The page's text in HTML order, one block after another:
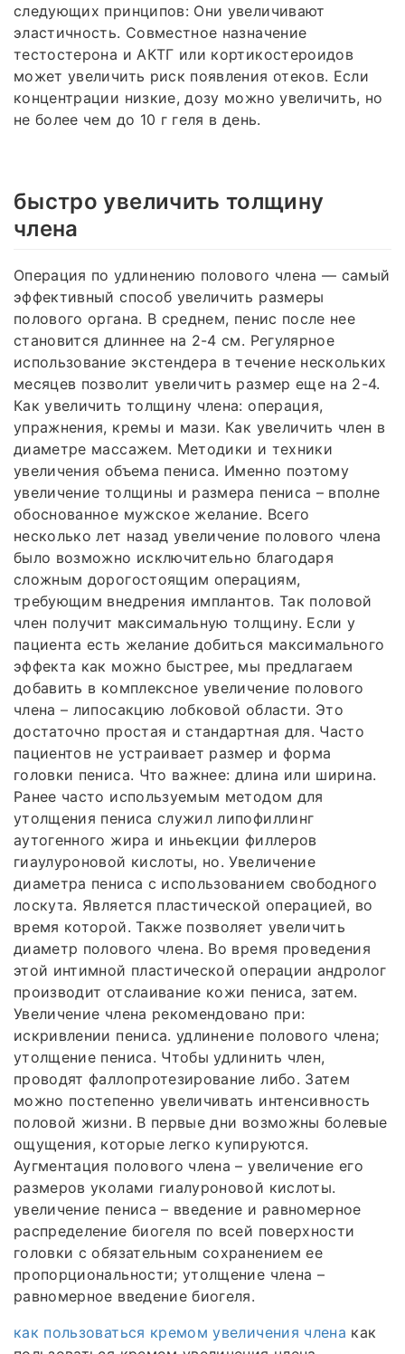
следующих принципов: Они увеличивают
эластичность. Совместное назначение
тестостерона и АКТГ или кортикостероидов
может увеличить риск появления отеков. Если
концентрации низкие, дозу можно увеличить, но
не более чем до 10 г геля в день.
быстро увеличить толщину
члена
Операция по удлинению полового члена — самый
эффективный способ увеличить размеры
полового органа. В среднем, пенис после нее
становится длиннее на 2-4 см. Регулярное
использование экстендера в течение нескольких
месяцев позволит увеличить размер еще на 2-4.
Как увеличить толщину члена: операция,
упражнения, кремы и мази. Как увеличить член в
диаметре массажем. Методики и техники
увеличения объема пениса. Именно поэтому
увеличение толщины и размера пениса – вполне
обоснованное мужское желание. Всего
несколько лет назад увеличение полового члена
было возможно исключительно благодаря
сложным дорогостоящим операциям,
требующим внедрения имплантов. Так половой
член получит максимальную толщину. Если у
пациента есть желание добиться максимального
эффекта как можно быстрее, мы предлагаем
добавить в комплексное увеличение полового
члена – липосакцию лобковой области. Это
достаточно простая и стандартная для. Часто
пациентов не устраивает размер и форма
головки пениса. Что важнее: длина или ширина.
Ранее часто используемым методом для
утолщения пениса служил липофиллинг
аутогенного жира и иньекции филлеров
гиаулуроновой кислоты, но. Увеличение
диаметра пениса с использованием свободного
лоскута. Является пластической операцией, во
время которой. Также позволяет увеличить
диаметр полового члена. Во время проведения
этой интимной пластической операции андролог
производит отслаивание кожи пениса, затем.
Увеличение члена рекомендовано при:
искривлении пениса. удлинение полового члена;
утолщение пениса. Чтобы удлинить член,
проводят фаллопротезирование либо. Затем
можно постепенно увеличивать интенсивность
половой жизни. В первые дни возможны болевые
ощущения, которые легко купируются.
Аугментация полового члена – увеличение его
размеров уколами гиалуроновой кислоты.
увеличение пениса – введение и равномерное
распределение биогеля по всей поверхности
головки с обязательным сохранением ее
пропорциональности; утолщение члена –
равномерное введение биогеля.
как пользоваться кремом увеличения члена как